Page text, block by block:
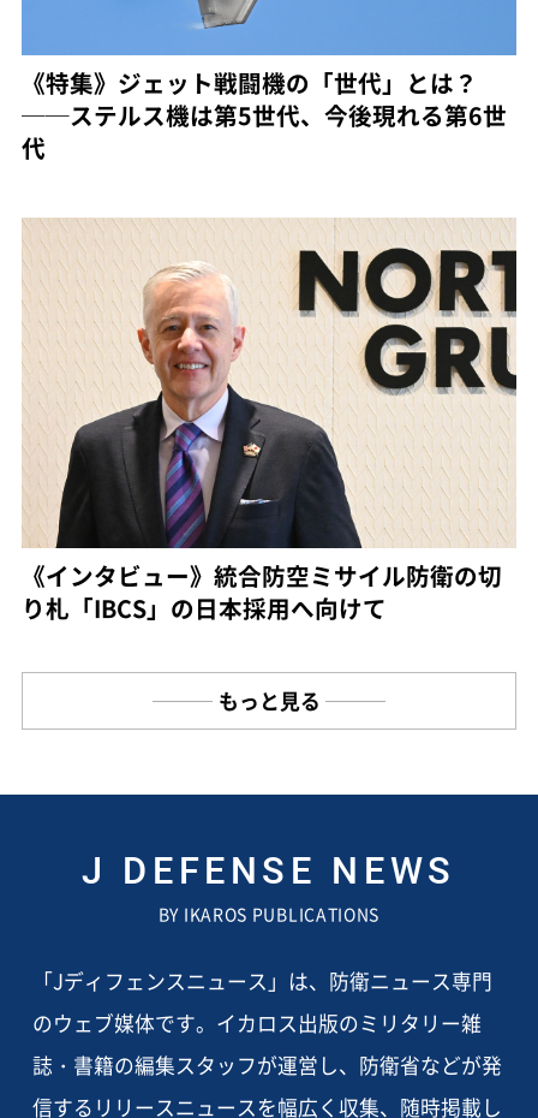
《特集》ジェット戦闘機の「世代」とは？
──ステルス機は第5世代、今後現れる第6世
代
《インタビュー》統合防空ミサイル防衛の切
り札「IBCS」の日本採用へ向けて
もっと見る
J DEFENSE NEWS
BY IKAROS PUBLICATIONS
「Jディフェンスニュース」は、防衛ニュース専門
のウェブ媒体です。イカロス出版のミリタリー雑
誌・書籍の編集スタッフが運営し、防衛省などが発
信するリリースニュースを幅広く収集、随時掲載し